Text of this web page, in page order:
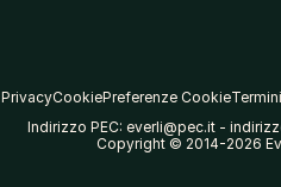
PrivacyCookiePreferenze Cookie
Indirizzo PEC: everli@pec.it -
Copyright © 2014-2026